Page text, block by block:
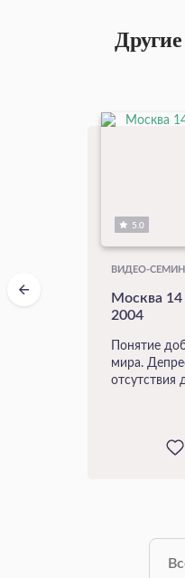
5.0
ВИДЕО-
Москва 14
2004
Понятие
мира.
отсутствия